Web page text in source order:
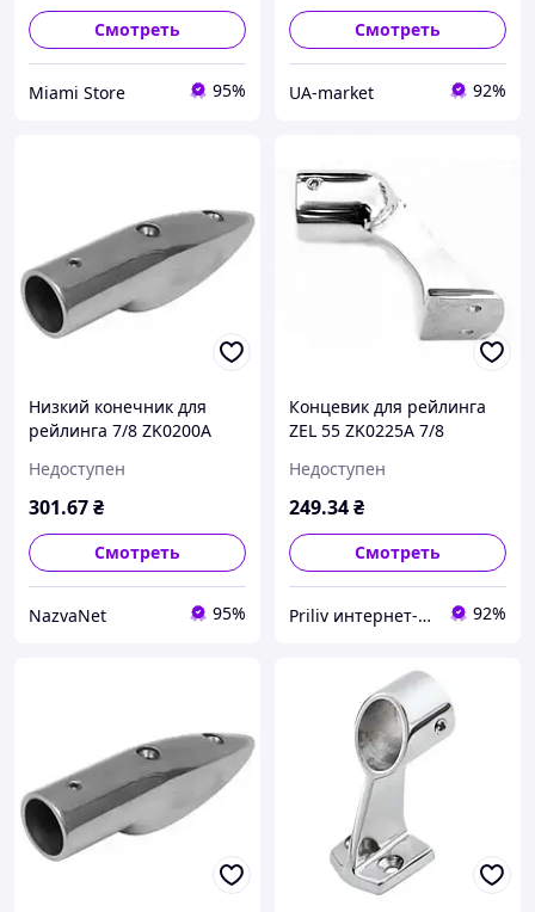
Смотреть
Miami Store 95%
Смотреть
UA-market 92%
Низкий конечник для
рейлинга 7/8 ZK0200A
высокое качество
простая установка
Недоступен
301.67₴
Смотреть
NazvaNet 95%
Концевик для рейлинга
ZEL 55 ZK0225A 7/8
лодочного мотора свыше
50 л.с. Тайвань
Недоступен
249.34₴
Смотреть
Priliv интернет-магазин 92%